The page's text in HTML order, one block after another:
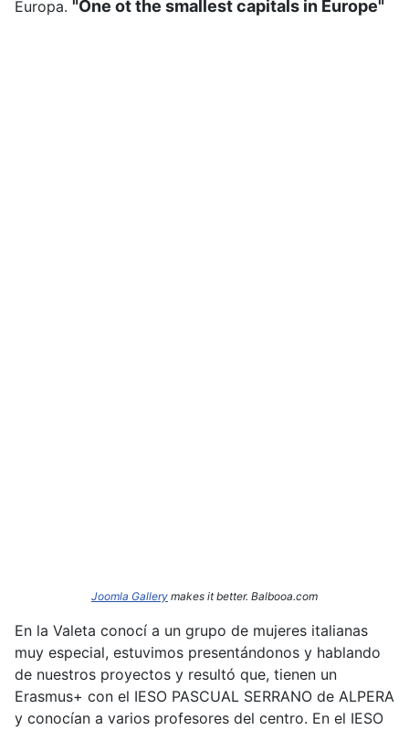
Europa. "One ot the smallest capitals in Europe"
Joomla Gallery makes it better. Balbooa.com
En la Valeta conocí a un grupo de mujeres italianas
muy especial, estuvimos presentándonos y hablando
de nuestros proyectos y resultó que, tienen un
Erasmus+ con el IESO PASCUAL SERRANO de ALPERA
y conocían a varios profesores del centro. En el IESO